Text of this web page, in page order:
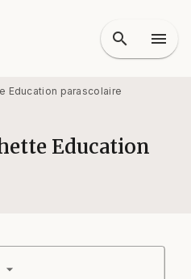
search menu
Education parascolaire
Education
arrow_drop_down